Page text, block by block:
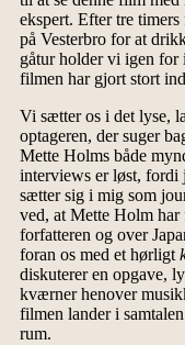
ekspert. Efter tre
på Vesterbro for at
gåtur holder vi igen
filmen har gjort stort
Vi sætter os i det lyse,
optageren, der suger
Mette Holms både
interviews er løst, fordi
sætter sig i mig som
ved, at Mette Holm
forfatteren og over
foran os med et hørligt
diskuterer en opgave,
kværner henover
filmen lander i
rum.